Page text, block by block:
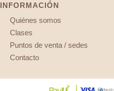
INFORMACIÓN
Quiénes somos
Clases
Puntos de venta / sedes
Contacto